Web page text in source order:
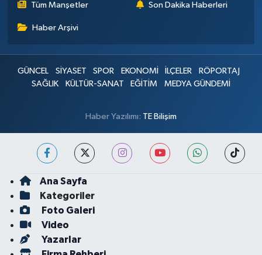
Tüm Manşetler Son Dakika Haberleri
Haber Arşivi
GÜNCEL SİYASET SPOR EKONOMİ İLÇELER
RÖPORTAJ
SAĞLIK
KÜLTÜR-SANAT EĞİTİM MEDYA GÜNDEMİ
Haber Yazılımı: TE Bilişim
Ana Sayfa
Kategoriler
Foto Galeri
Video
Yazarlar